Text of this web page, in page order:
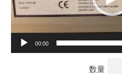
00:00
数量